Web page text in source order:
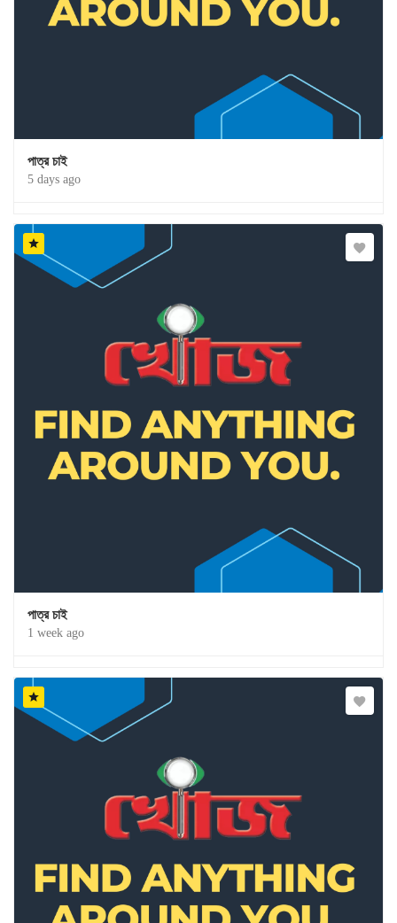
পাত্র চাই
5 days ago
পাত্র চাই
1 week ago